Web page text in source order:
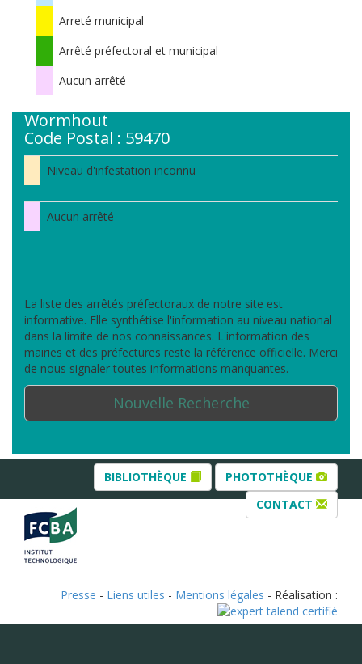
Arreté municipal
Arrêté préfectoral et municipal
Aucun arrêté
Wormhout
Code Postal : 59470
Niveau d'infestation inconnu
Aucun arrêté
La liste des arrêtés préfectoraux de notre site est
informative. Elle synthétise l'information au niveau national
dans la limite de nos connaissances. L'information des
mairies et des préfectures reste la référence officielle. Merci
de nous signaler toutes informations manquantes.
Nouvelle Recherche
BIBLIOTHÈQUE
PHOTOTHÈQUE
CONTACT
Presse - Liens utiles - Mentions légales - Réalisation :